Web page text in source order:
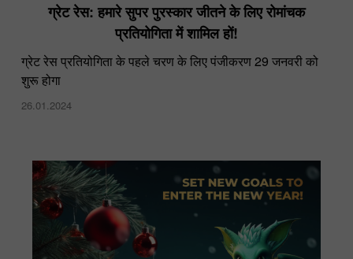
ग्रेट रेस: हमारे सुपर पुरस्कार जीतने के लिए रोमांचक
प्रतियोगिता में शामिल हों!
ग्रेट रेस प्रतियोगिता के पहले चरण के लिए पंजीकरण 29 जनवरी को
शुरू होगा
26.01.2024